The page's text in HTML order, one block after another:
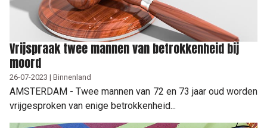
Vrijspraak twee mannen van betrokkenheid bij
moord
26-07-2023 | Binnenland
AMSTERDAM - Twee mannen van 72 en 73 jaar oud worden
vrijgesproken van enige betrokkenheid...